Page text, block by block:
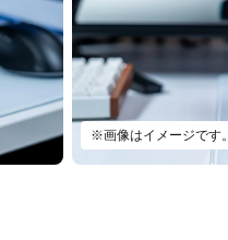
※画像はイメージです。